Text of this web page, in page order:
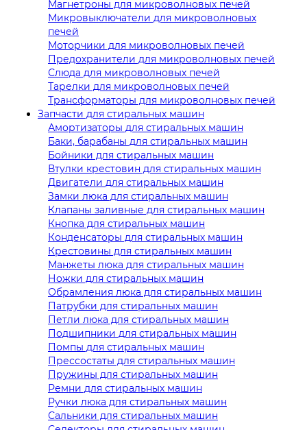
Магнетроны для микроволновых печей
Микровыключатели для микроволновых
печей
Моторчики для микроволновых печей
Предохранители для микроволновых печей
Слюда для микроволновых печей
Тарелки для микроволновых печей
Трансформаторы для микроволновых печей
Запчасти для стиральных машин
Амортизаторы для стиральных машин
Баки, барабаны для стиральных машин
Бойники для стиральных машин
Втулки крестовин для стиральных машин
Двигатели для стиральных машин
Замки люка для стиральных машин
Клапаны заливные для стиральных машин
Кнопка для стиральных машин
Конденсаторы для стиральных машин
Крестовины для стиральных машин
Манжеты люка для стиральных машин
Ножки для стиральных машин
Обрамления люка для стиральных машин
Патрубки для стиральных машин
Петли люка для стиральных машин
Подшипники для стиральных машин
Помпы для стиральных машин
Прессостаты для стиральных машин
Пружины для стиральных машин
Ремни для стиральных машин
Ручки люка для стиральных машин
Сальники для стиральных машин